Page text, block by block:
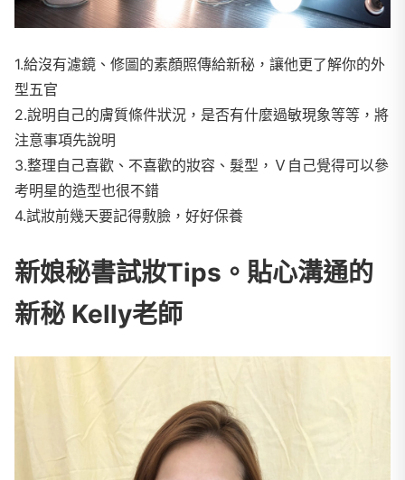
1.給沒有濾鏡、修圖的素顏照傳給新秘，讓他更了解你的外
型五官
2.說明自己的膚質條件狀況，是否有什麼過敏現象等等，將
注意事項先說明
3.整理自己喜歡、不喜歡的妝容、髮型，Ｖ自己覺得可以參
考明星的造型也很不錯
4.試妝前幾天要記得敷臉，好好保養
新娘秘書試妝Tips。貼心溝通的
新秘 Kelly老師